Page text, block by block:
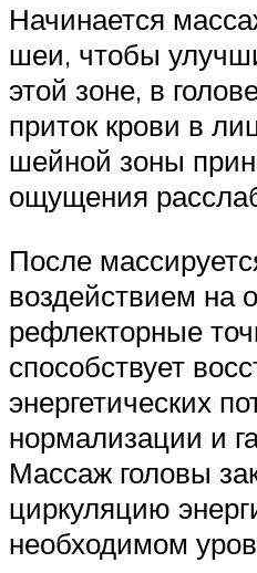
Начинается
шеи, чтобы
этой зоне, в
приток крови в
шейной зоны
ощущения
После
воздействием на
рефлекторные
способствует
энергетических
нормализации и
Массаж головы
циркуляцию
необходимом